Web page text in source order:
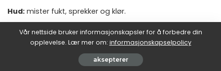
Hud: mister fukt, sprekker og klør.
svir og renner mindre (blinkefrekvens faller foran
Vår nettside bruker informasjonskapsler for å forbedre din
opplevelse. Lær mer om: informasjonskapselpolicy
aksepterer